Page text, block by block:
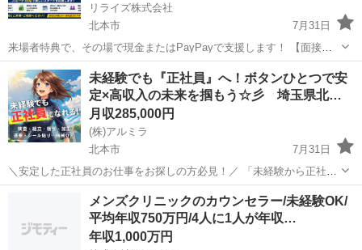
リライズ株式会社
北本市
7月31日
来場者特典で、その場で現金またはPayPayで支援します！ 【面接交
通費、赴任交通費、生活支援、全て可能です◎】 工場内または倉庫内
における簡単な電子部品製造のお仕事になります！ 未経験の方が始め
るのにうってつ...
埼玉 北本市 その他 業務
未経験でも『正社員』へ！ボタンひとつで安
定×高収入の未来を掴もう☆彡 埼玉県北…
月収285,000円
(株)アルミラ
北本市
7月31日
＼安定した正社員のお仕事をお探しの方必見！／ 「未経験から正社員
になれる？」 「すぐに働ける仕事が知りたい！」 「長期安定の職場で
もちろん契...
工場 未経験
メンズクリニックのカウンセラー/未経験OK/
平均年収750万円/4人に1人が年収…
年収1,000万円